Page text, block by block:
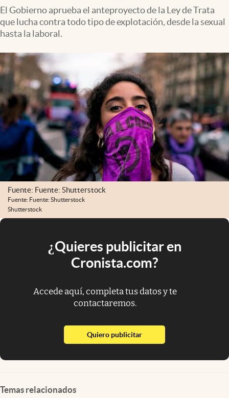
El Gobierno aprueba el anteproyecto de la Ley de Trata
que lucha contra todo tipo de explotación, desde la sexual
hasta la laboral.
Fuente: Fuente: Shutterstock
Fuente: Fuente: Shutterstock
Shutterstock
¿Quieres publicitar en
Cronista.com?
Accede aquí, completa tus datos y te
contactaremos.
Quiero publicitarabre en nueva pestaña
Temas relacionados